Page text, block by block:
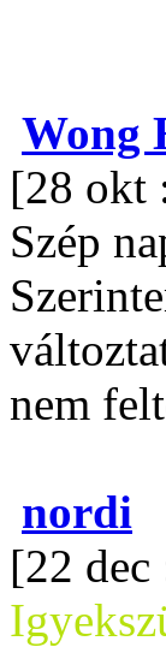
Wong
[28 okt
Szép
nem
nordi
[22